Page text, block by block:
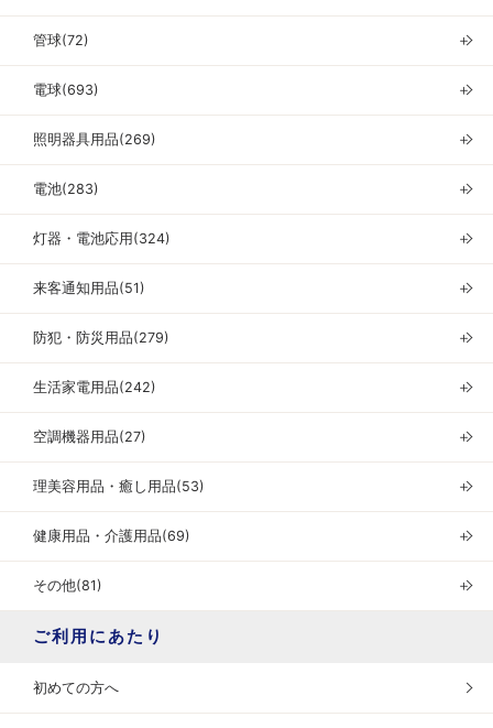
管球(72) ＋
電球(693) ＋
照明器具用品(269) ＋
電池(283) ＋
灯器・電池応用(324) ＋
来客通知用品(51) ＋
防犯・防災用品(279) ＋
生活家電用品(242) ＋
空調機器用品(27) ＋
理美容用品・癒し用品(53) ＋
健康用品・介護用品(69) ＋
その他(81) ＋
ご利用にあたり
初めての方へ